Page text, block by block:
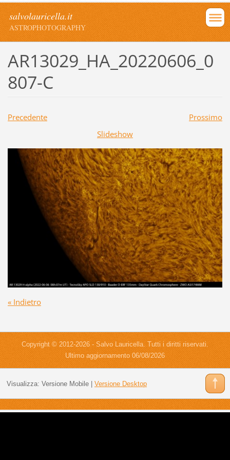
salvolauricella.it
ASTROPHOTOGRAPHY
AR13029_HA_20220606_0
807-C
Precedente
Prossimo
Slideshow
« Indietro
Copyright © 2012-2026 - Salvo Lauricella. Tutti i diritti riservati.
Ultimo aggiornamento 06/08/2026
Visualizza: Versione Mobile| Versione Desktop